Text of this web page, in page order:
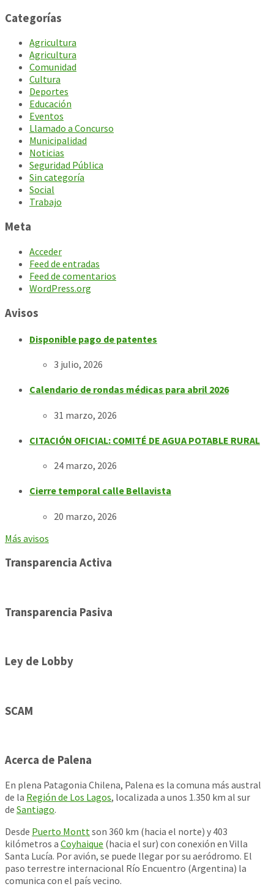
Categorías
Agricultura
Agricultura
Comunidad
Cultura
Deportes
Educación
Eventos
Llamado a Concurso
Municipalidad
Noticias
Seguridad Pública
Sin categoría
Social
Trabajo
Meta
Acceder
Feed de entradas
Feed de comentarios
WordPress.org
Avisos
Disponible pago de patentes
3 julio, 2026
Calendario de rondas médicas para abril 2026
31 marzo, 2026
CITACIÓN OFICIAL: COMITÉ DE AGUA POTABLE RURAL
24 marzo, 2026
Cierre temporal calle Bellavista
20 marzo, 2026
Más avisos
Transparencia Activa
Transparencia Pasiva
Ley de Lobby
SCAM
Acerca de Palena
En plena Patagonia Chilena, Palena es la comuna más austral
de la Región de Los Lagos, localizada a unos 1.350 km al sur
de Santiago.
Desde Puerto Montt son 360 km (hacia el norte) y 403
kilómetros a Coyhaique (hacia el sur) con conexión en Villa
Santa Lucía. Por avión, se puede llegar por su aeródromo. El
paso terrestre internacional Río Encuentro (Argentina) la
comunica con el país vecino.